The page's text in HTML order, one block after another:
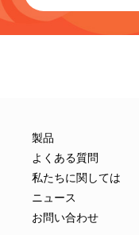
製品
よくある質問
私たちに関しては
ニュース
お問い合わせ